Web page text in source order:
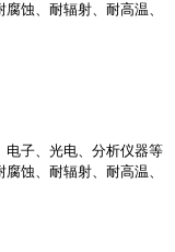
蚀、耐辐射、耐高温、
电子、光电、分析仪器等
蚀、耐辐射、耐高温、